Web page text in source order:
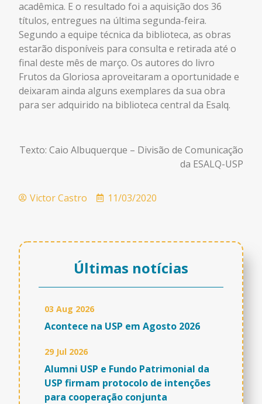
acadêmica. E o resultado foi a aquisição dos 36
títulos, entregues na última segunda-feira.
Segundo a equipe técnica da biblioteca, as obras
estarão disponíveis para consulta e retirada até o
final deste mês de março. Os autores do livro
Frutos da Gloriosa aproveitaram a oportunidade e
deixaram ainda alguns exemplares da sua obra
para ser adquirido na biblioteca central da Esalq.
Texto: Caio Albuquerque – Divisão de Comunicação
da ESALQ-USP
Victor Castro 11/03/2020
Últimas notícias
03 Aug 2026
Acontece na USP em Agosto 2026
29 Jul 2026
Alumni USP e Fundo Patrimonial da
USP firmam protocolo de intenções
para cooperação conjunta